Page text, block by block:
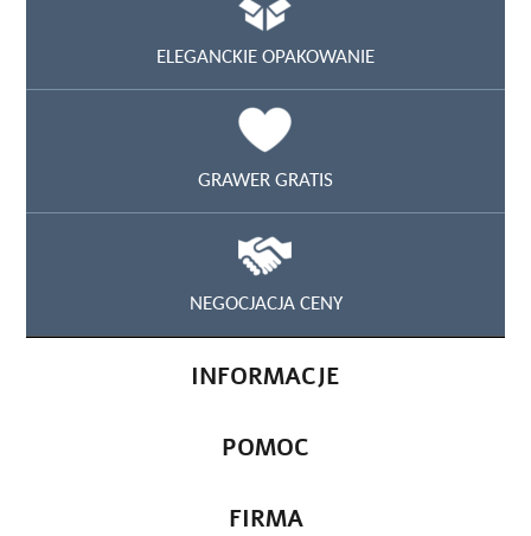
ELEGANCKIE OPAKOWANIE
GRAWER GRATIS
NEGOCJACJA CENY
INFORMACJE
POMOC
FIRMA